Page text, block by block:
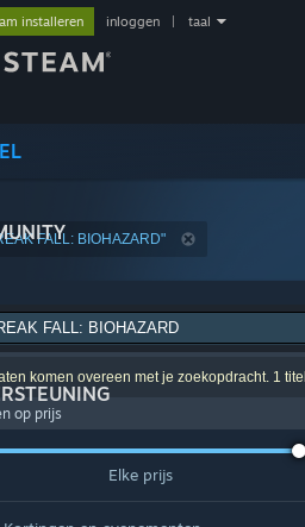
installeren inloggen taal
FALL: BIOHAZARD"
komen overeen met je zoekopdracht. 1
op prijs
Elke prijs